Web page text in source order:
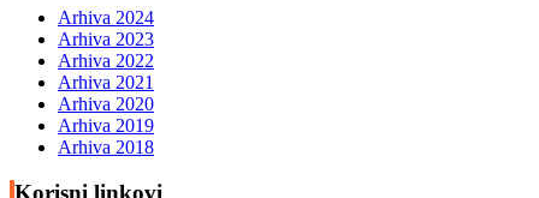
Arhiva 2024
Arhiva 2023
Arhiva 2022
Arhiva 2021
Arhiva 2020
Arhiva 2019
Arhiva 2018
Korisni linkovi